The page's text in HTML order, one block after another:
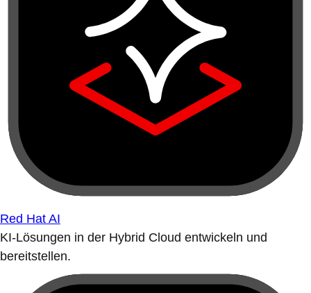
Red Hat AI
KI-Lösungen in der Hybrid Cloud entwickeln und
bereitstellen.